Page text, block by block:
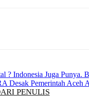
? Indonesia Juga Punya.
Desak Pemerintah Aceh
PENULIS